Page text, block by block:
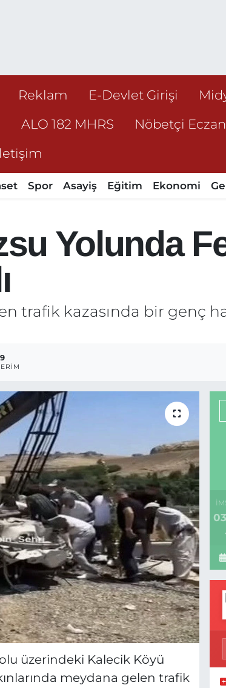
Reklam E-Devlet Girişi
ALO 182 MHRS Nöbetçi
Spor Asayiş Eğitim Ekonomi
Yolunda
trafik kazasında bir genç
üzerindeki Kalecik Köyü
meydana gelen trafik